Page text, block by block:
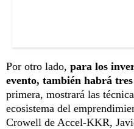
Por otro lado, para los
evento, también habrá tres
primera, mostrará las
ecosistema del
Crowell de Accel-KKR,